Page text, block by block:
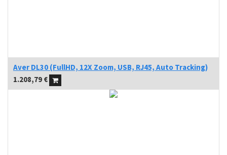
Aver DL30 (FullHD, 12X Zoom, USB, RJ45, Auto Tracking)
1.208,79 €